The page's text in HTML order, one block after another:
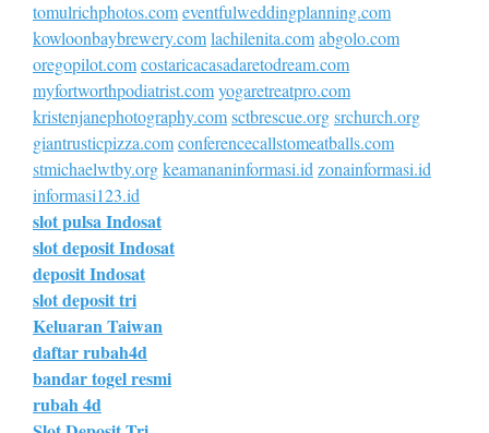
tomulrichphotos.comeventfulweddingplanning.com
kowloonbaybrewery.comlachilenita.comabgolo.com
oregopilot.comcostaricacasadaretodream.com
myfortworthpodiatrist.comyogaretreatpro.com
kristenjanephotography.comsctbrescue.orgsrchurch.org
giantrusticpizza.comconferencecallstomeatballs.com
stmichaelwtby.orgkeamananinformasi.id zonainformasi.id
informasi123.id
slot pulsa Indosat
slot deposit Indosat
deposit Indosat
slot deposit tri
Keluaran Taiwan
daftar rubah4d
bandar togel resmi
rubah 4d